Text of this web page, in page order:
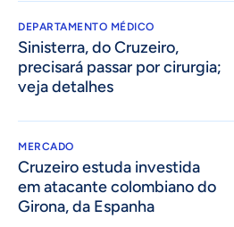
DEPARTAMENTO MÉDICO
Sinisterra, do Cruzeiro,
precisará passar por cirurgia;
veja detalhes
MERCADO
Cruzeiro estuda investida
em atacante colombiano do
Girona, da Espanha